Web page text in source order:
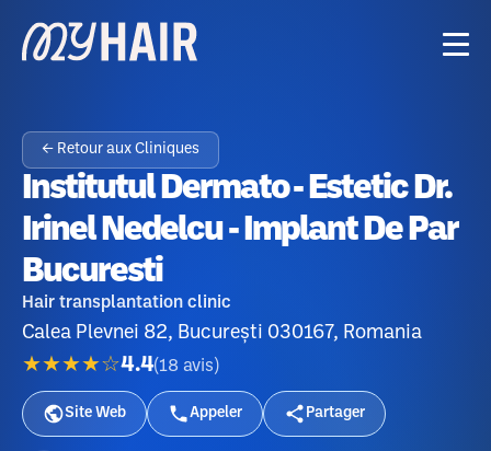
← Retour aux Cliniques
Institutul Dermato - Estetic Dr.
Irinel Nedelcu - Implant De Par
Bucuresti
Hair transplantation clinic
Calea Plevnei 82, București 030167, Romania
★★★★☆4.4(18 avis )
Site Web Appeler Partager